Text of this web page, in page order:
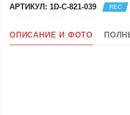
АРТИКУЛ: 1D-C-821-039
ОПИСАНИЕ И ФОТО